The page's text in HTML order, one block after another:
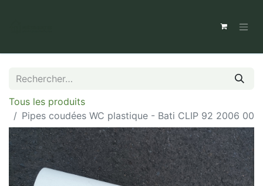
Tous les produits
Pipes coudées WC plastique - Bati CLIP 92 2006 00